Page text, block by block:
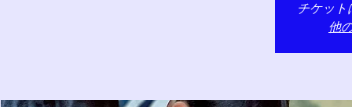
チケット
他